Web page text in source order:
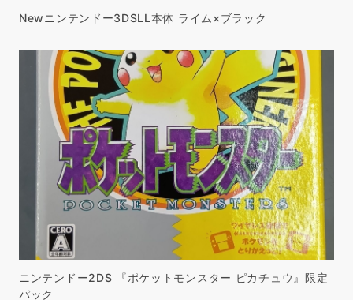
Newニンテンドー3DSLL本体 ライム×ブラック
ニンテンドー2DS 『ポケットモンスター ピカチュウ』限定
パック